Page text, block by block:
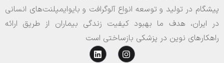
پیشگام در تولید و توسعه انواع آلوگرافت و بایوایمپلنت‌های انسانی
در ایران، هدف ما بهبود کیفیت زندگی بیماران از طریق ارائه
راهکارهای نوین در پزشکی بازساختی است